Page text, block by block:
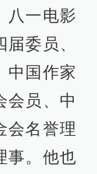
八一电影
委员、
中国作家
会员、中
会名誉理
事。他也